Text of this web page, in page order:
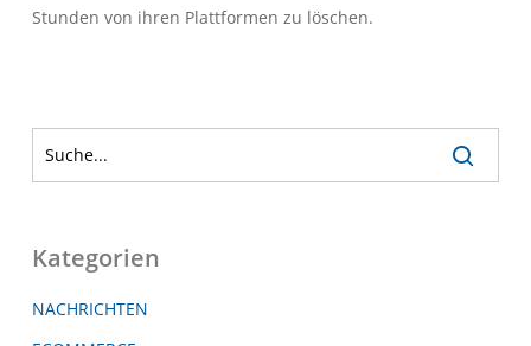
Stunden von ihren Plattformen zu löschen.
Kategorien
NACHRICHTEN